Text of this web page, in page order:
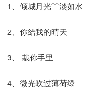
1、倾城月光﹋淡如水
2、你給我的晴天
3、 栽你手里
4、微光吹过薄荷绿